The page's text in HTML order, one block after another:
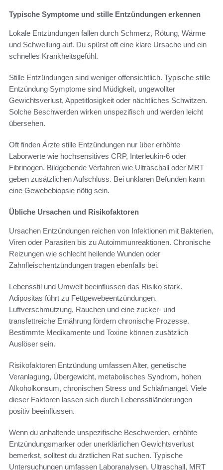
Typische Symptome und stille Entzündungen erkennen
Lokale Entzündungen fallen durch Schmerz, Rötung, Wärme
und Schwellung auf. Du spürst oft eine klare Ursache und ein
schnelles Krankheitsgefühl.
Stille Entzündungen sind weniger offensichtlich. Typische stille
Entzündung Symptome sind Müdigkeit, ungewollter
Gewichtsverlust, Appetitlosigkeit oder nächtliches Schwitzen.
Solche Beschwerden wirken unspezifisch und werden leicht
übersehen.
Oft finden Ärzte stille Entzündungen nur über erhöhte
Laborwerte wie hochsensitives CRP, Interleukin-6 oder
Fibrinogen. Bildgebende Verfahren wie Ultraschall oder MRT
geben zusätzlichen Aufschluss. Bei unklaren Befunden kann
eine Gewebebiopsie nötig sein.
Übliche Ursachen und Risikofaktoren
Ursachen Entzündungen reichen von Infektionen mit Bakterien,
Viren oder Parasiten bis zu Autoimmunreaktionen. Chronische
Reizungen wie schlecht heilende Wunden oder
Zahnfleischentzündungen tragen ebenfalls bei.
Lebensstil und Umwelt beeinflussen das Risiko stark.
Adipositas führt zu Fettgewebeentzündungen.
Luftverschmutzung, Rauchen und eine zucker- und
transfettreiche Ernährung fördern chronische Prozesse.
Bestimmte Medikamente und Toxine können zusätzlich
Auslöser sein.
Risikofaktoren Entzündung umfassen Alter, genetische
Veranlagung, Übergewicht, metabolisches Syndrom, hohen
Alkoholkonsum, chronischen Stress und Schlafmangel. Viele
dieser Faktoren lassen sich durch Lebensstiländerungen
positiv beeinflussen.
Wenn du anhaltende unspezifische Beschwerden, erhöhte
Entzündungsmarker oder unerklärlichen Gewichtsverlust
bemerkst, solltest du ärztlichen Rat suchen. Typische
Untersuchungen umfassen Laboranalysen, Ultraschall, MRT